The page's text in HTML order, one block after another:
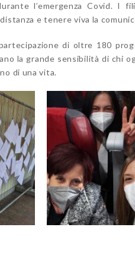
l’emergenza Covid. I
e tenere viva la
di oltre 180
la grande sensibilità di chi
di una vita.